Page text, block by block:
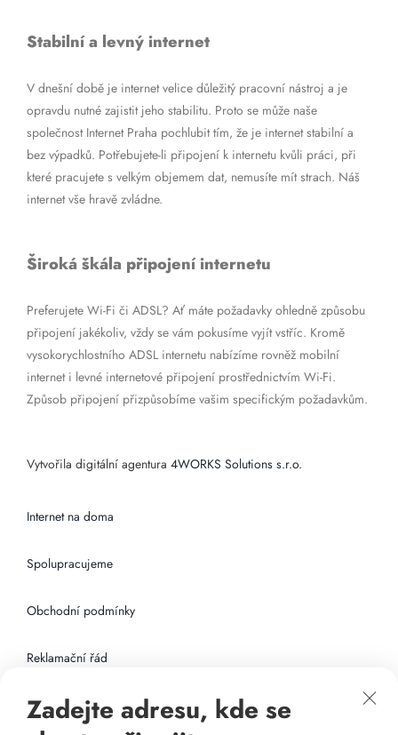
Stabilní a levný internet
V dnešní době je internet velice důležitý pracovní nástroj a je
opravdu nutné zajistit jeho stabilitu. Proto se může naše
společnost Internet Praha pochlubit tím, že je internet stabilní a
bez výpadků. Potřebujete-li připojení k internetu kvůli práci, při
které pracujete s velkým objemem dat, nemusíte mít strach. Náš
internet vše hravě zvládne.
Široká škála připojení internetu
Preferujete Wi-Fi či ADSL? Ať máte požadavky ohledně způsobu
připojení jakékoliv, vždy se vám pokusíme vyjít vstříc. Kromě
vysokorychlostního ADSL internetu nabízíme rovněž mobilní
internet i levné internetové připojení prostřednictvím Wi-Fi.
Způsob připojení přizpůsobíme vašim specifickým požadavkům.
Vytvořila digitální agentura 4WORKS Solutions s.r.o.
Internet na doma
Spolupracujeme
Obchodní podmínky
Reklamační řád
Připojení k internetu
Zadejte adresu, kde se